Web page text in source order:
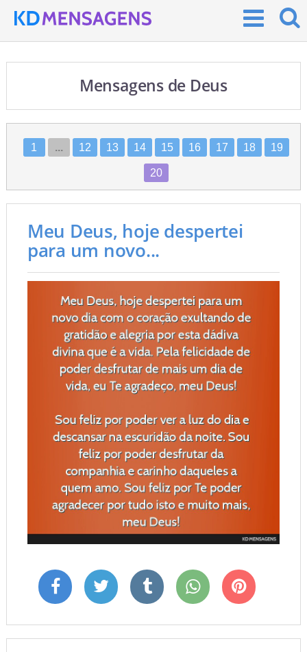
Mensagens de Deus
1 ... 12 13 14 15 16 17 18 19
20
Meu Deus, hoje despertei
para um novo...